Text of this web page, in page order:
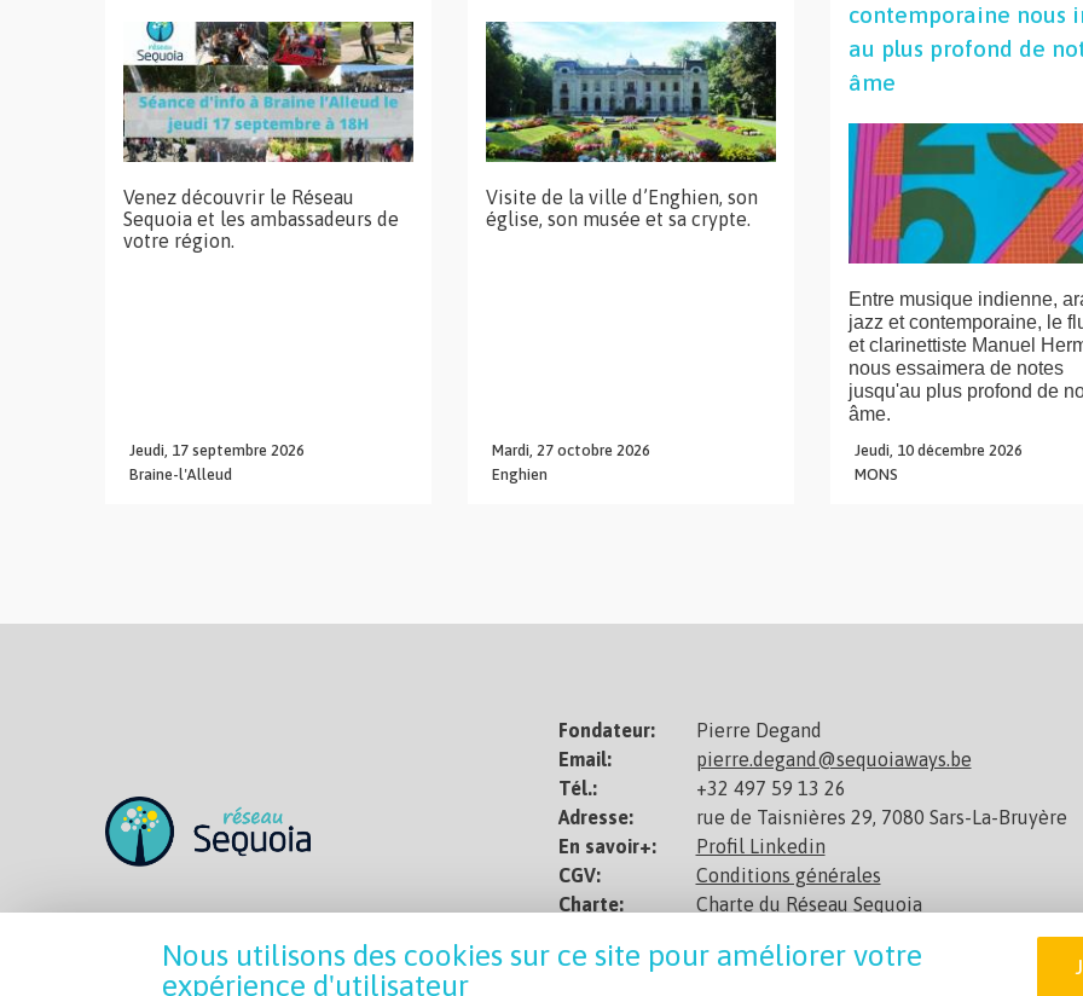
Venez découvrir le Réseau
Sequoia et les ambassadeurs de
votre région.
Jeudi, 17 septembre 2026
Braine-l'Alleud
Visite de la ville d’Enghien, son
église, son musée et sa crypte.
Mardi, 27 octobre 2026
Enghien
contemporaine nous
au plus profond de
âme
Entre musique indienne,
jazz et contemporaine, le
et clarinettiste Manuel
nous essaimera de notes
jusqu'au plus profond de
âme.
Jeudi, 10 décembre 2026
MONS
Fondateur:
Pierre Degand
Email:
pierre.degand@sequoiaways.be
Tél.:
+32 497 59 13 26
Adresse:
rue de Taisnières 29, 7080 Sars-La-Bruyère
En savoir+:
Profil Linkedin
CGV:
Conditions générales
Charte:
Charte du Réseau Sequoia
Nous utilisons des cookies sur ce site pour améliorer votre
expérience d'utilisateur